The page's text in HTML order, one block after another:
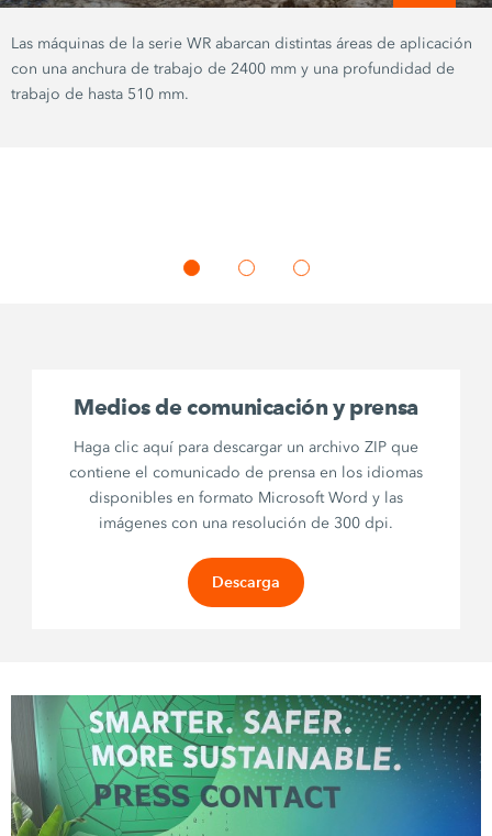
Las máquinas de la serie WR abarcan distintas áreas de aplicación
con una anchura de trabajo de 2400 mm y una profundidad de
trabajo de hasta 510 mm.
Medios de comunicación y prensa
Haga clic aquí para descargar un archivo ZIP que
contiene el comunicado de prensa en los idiomas
disponibles en formato Microsoft Word y las
imágenes con una resolución de 300 dpi.
Descarga